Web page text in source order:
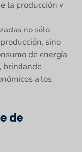
la producción y
no sólo
sino
de energía
brindando
a los
de